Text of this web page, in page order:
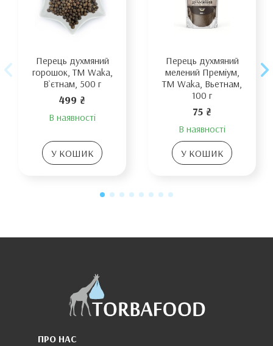
Перець духмяний
горошок, TM Waka,
В`єтнам, 500 г
499 ₴
В наявності
У КОШИК
Перець духмяний
мелений Преміум,
TM Waka, Вьетнам,
100 г
75 ₴
В наявності
У КОШИК
ПРО НАС